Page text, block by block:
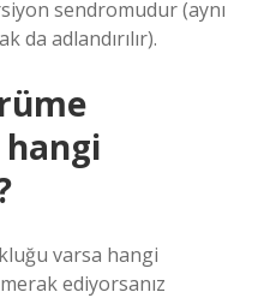
sendromudur (aynı
da adlandırılır).
varsa hangi
ediyorsanız